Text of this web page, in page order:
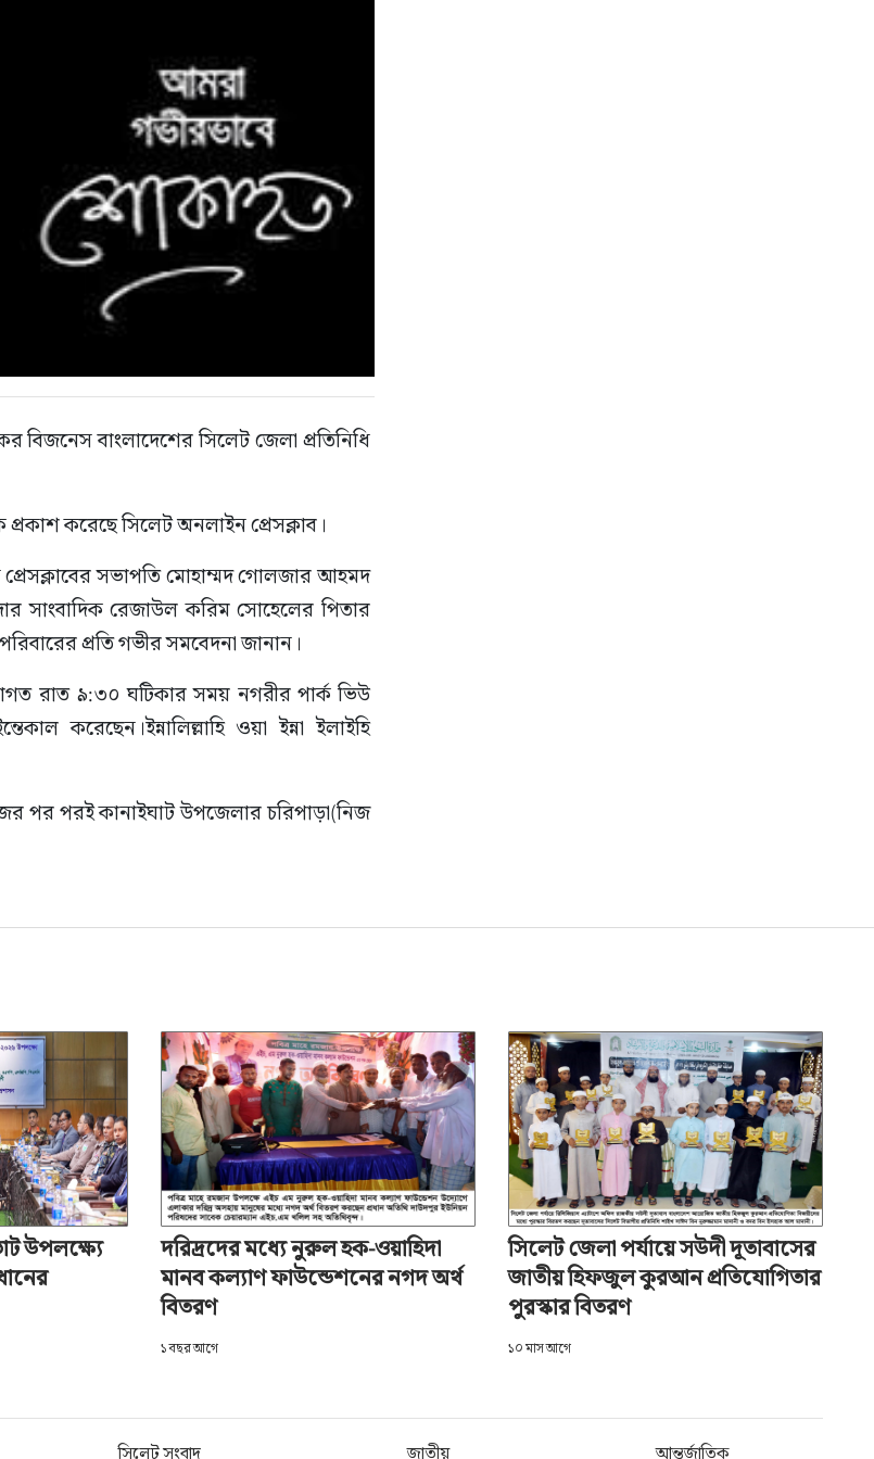
বাংলাদেশের সিলেট জেলা প্রতিনিধি
করেছে সিলেট অনলাইন প্রেসক্লাব।
সভাপতি মোহাম্মদ গোলজার আহমদ
সাংবাদিক রেজাউল করিম সোহেলের পিতার
প্রতি গভীর সমবেদনা জানান।
রাত ৯:৩০ ঘটিকার সময় নগরীর পার্ক ভিউ
করেছেন।ইন্নালিল্লাহি ওয়া ইন্না ইলাইহি
পর পরই কানাইঘাট উপজেলার চরিপাড়া(নিজ
সহযোগিতা চাইলেন
অ+ অ-
উপলক্ষ্যে
দরিদ্রদের মধ্যে নুরুল হক-ওয়াহিদা
মানব কল্যাণ ফাউন্ডেশনের নগদ অর্থ
বিতরণ
১ বছর আগে
সিলেট জেলা পর্যায়ে সউদী দূতাবাসের
জাতীয় হিফজুল কুরআন প্রতিযোগিতার
পুরস্কার বিতরণ
১০ মাস আগে
সিলেট সংবাদ জাতীয় আন্তর্জাতিক